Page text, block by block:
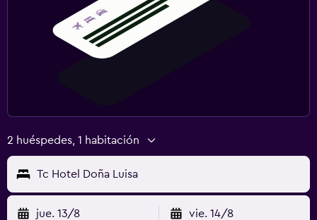
2 huéspedes, 1 habitación
Tc Hotel Doña Luisa
jue. 13/8 vie. 14/8